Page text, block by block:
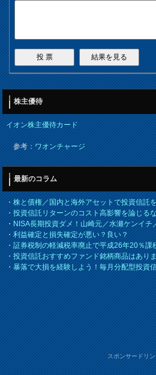
株主優待
イオン株主優待カード
参考：ワオンチャージ
最新のコラム
・株と債権／国内と海外アセットで投資信託
・投資信託リターンのコスト高影響を論じる
・NISA長期投資ダメ！山崎元／水瀬ケンイチ
・利益確定と損失確定が悪い？良い？
・証券税制の軽減税率廃止で平成26年20％課
・投資信託おすすめファンド銘柄商品はあり
・暴落で大損を経験しよう！毎月分配型投資
スポンサードリ